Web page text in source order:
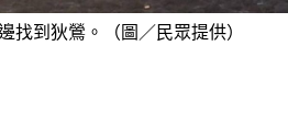
找到狄鶯。（圖／民眾提供）